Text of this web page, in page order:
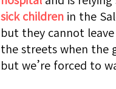
sick children in the
but they cannot
the streets when the
but we’re forced to